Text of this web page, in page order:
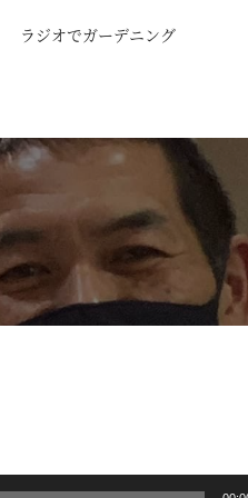
ラジオでガーデニング